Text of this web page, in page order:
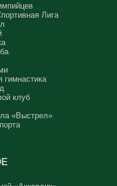
Лига
гимнастика
клуб
«Выстрел»